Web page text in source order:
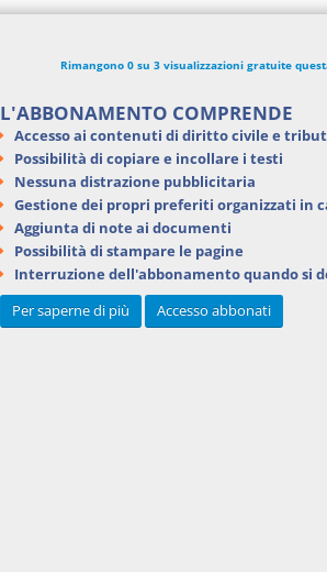
Rimangono 0 su 3 visualizzazioni gratuite
L'ABBONAMENTO COMPRENDE
Accesso ai contenuti di diritto civile e
Possibilità di copiare e incollare i testi
Nessuna distrazione pubblicitaria
Gestione dei propri preferiti organizzati in
Aggiunta di note ai documenti
Possibilità di stampare le pagine
Interruzione dell'abbonamentoquando si
Per saperne di più
Accesso abbonati